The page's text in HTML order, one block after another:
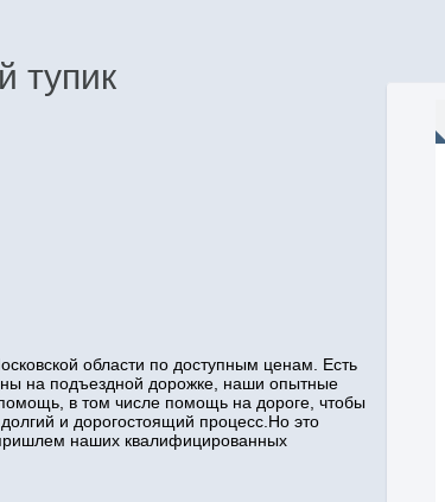
тупик
области по доступным ценам. Есть
на подъездной дорожке, наши опытные
в том числе помощь на дороге, чтобы
и дорогостоящий процесс.Но это
наших квалифицированных